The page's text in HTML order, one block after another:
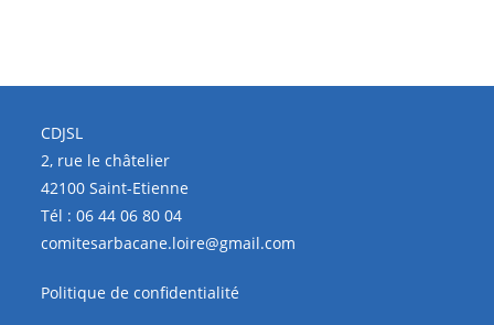
CDJSL
2, rue le châtelier
42100 Saint-Etienne
Tél :06 44 06 80 04
comitesarbacane.loire@gmail.com
Politique de confidentialité